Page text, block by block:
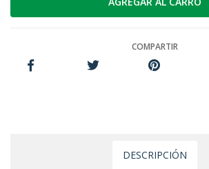
COMPARTIR
DESCRIPCIÓN